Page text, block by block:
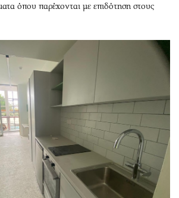
όπου παρέχονται με επιδότηση στους